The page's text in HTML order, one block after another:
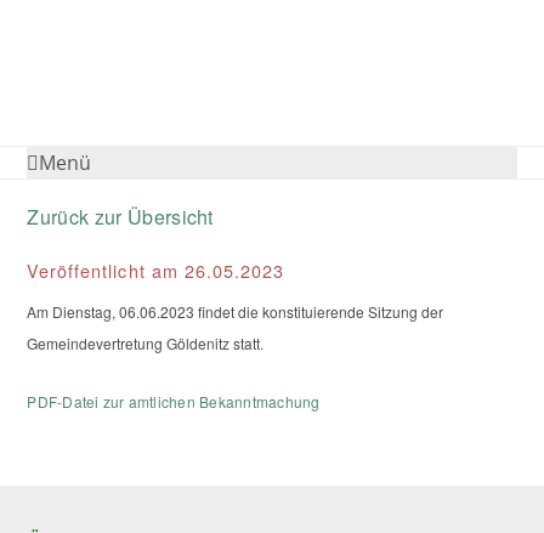
Menü
Zurück zur Übersicht
Veröffentlicht am 26.05.2023
Am Dienstag, 06.06.2023 findet die konstituierende Sitzung der
Gemeindevertretung Göldenitz statt.
PDF-Datei zur amtlichen Bekanntmachung